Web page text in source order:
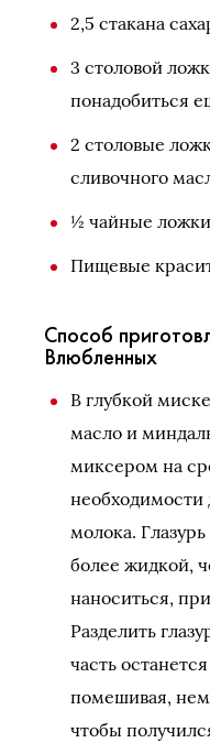
2,5 стакана
3 столовой
понадобиться
2 столовые
сливочного
½ чайные ложки
Пищевые
Способ
Влюбленных
В глубкой
масло и
миксером на
необходимости
молока.
более жидкой,
наноситься,
Разделить
часть
помешивая,
чтобы